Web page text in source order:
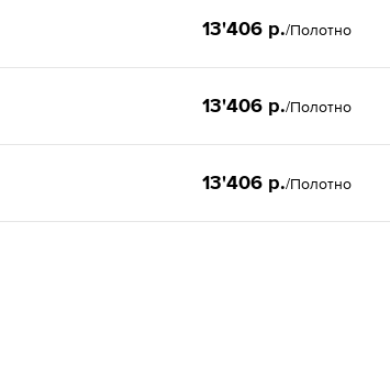
13'406 р./Полотно
13'406 р./Полотно
13'406 р./Полотно